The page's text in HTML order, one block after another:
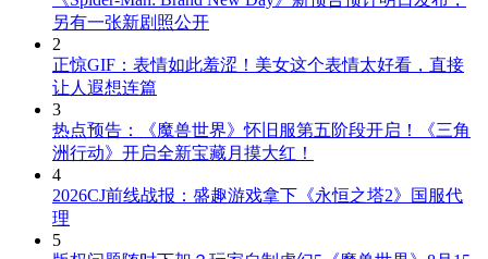
另有一张新剧照公开
2
正惊GIF：表情如此羞涩！美女这个表情太好看，直接
让人遐想连篇
3
热点预告：《魔兽世界》怀旧服第五阶段开启！《三角
洲行动》开启全新宝藏月摸大红！
4
2026CJ前线战报：盛趣游戏拿下《永恒之塔2》国服代
理
5